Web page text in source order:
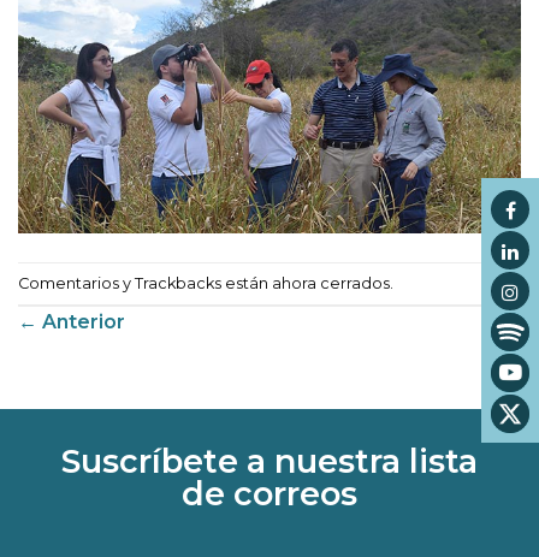
Comentarios y Trackbacks están ahora cerrados.
← Anterior
Suscríbete a nuestra lista
de correos